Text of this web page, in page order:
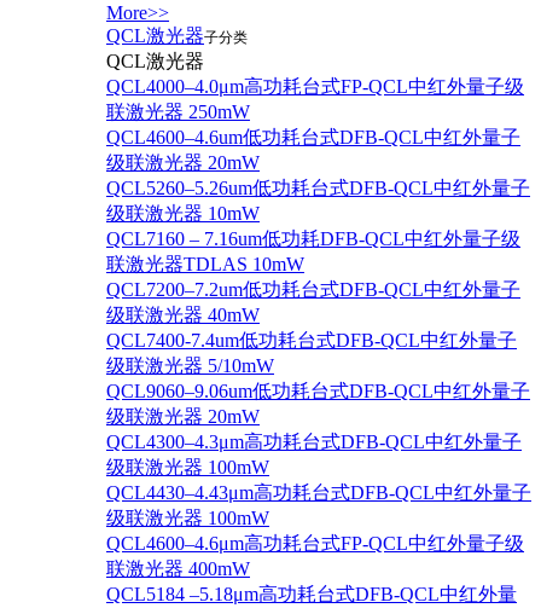
More>>
QCL激光器子分类
QCL激光器
QCL4000–4.0μm高功耗台式FP-QCL中红外量子级
联激光器 250mW
QCL4600–4.6um低功耗台式DFB-QCL中红外量子
级联激光器 20mW
QCL5260–5.26um低功耗台式DFB-QCL中红外量子
级联激光器 10mW
QCL7160 – 7.16um低功耗DFB-QCL中红外量子级
联激光器TDLAS 10mW
QCL7200–7.2um低功耗台式DFB-QCL中红外量子
级联激光器 40mW
QCL7400-7.4um低功耗台式DFB-QCL中红外量子
级联激光器 5/10mW
QCL9060–9.06um低功耗台式DFB-QCL中红外量子
级联激光器 20mW
QCL4300–4.3μm高功耗台式DFB-QCL中红外量子
级联激光器 100mW
QCL4430–4.43μm高功耗台式DFB-QCL中红外量子
级联激光器 100mW
QCL4600–4.6μm高功耗台式FP-QCL中红外量子级
联激光器 400mW
QCL5184 –5.18μm高功耗台式DFB-QCL中红外量